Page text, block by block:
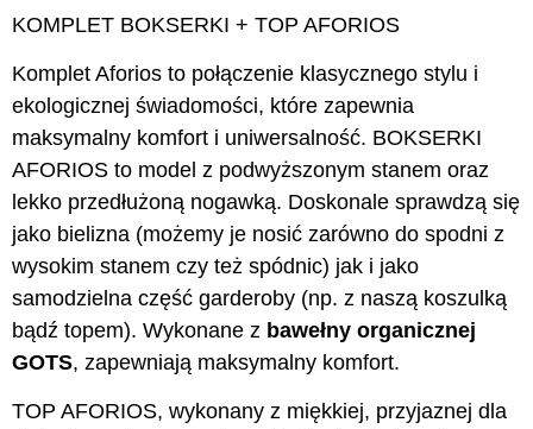
KOMPLET BOKSERKI + TOP AFORIOS
Komplet Aforios to połączenie klasycznego stylu i
ekologicznej świadomości, które zapewnia
maksymalny komfort i uniwersalność. BOKSERKI
AFORIOS to model z podwyższonym stanem oraz
lekko przedłużoną nogawką. Doskonale sprawdzą się
jako bielizna (możemy je nosić zarówno do spodni z
wysokim stanem czy też spódnic) jak i jako
samodzielna część garderoby (np. z naszą koszulką
bądź topem). Wykonane z bawełny organicznej
GOTS, zapewniają maksymalny komfort.
TOP AFORIOS, wykonany z miękkiej, przyjaznej dla